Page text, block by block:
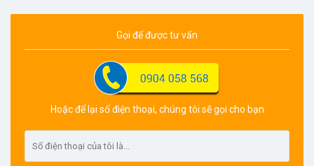
Gọi để được tư vấn
Hoặc để lại số điện thoại, chúng tôi sẽ gọi cho bạn